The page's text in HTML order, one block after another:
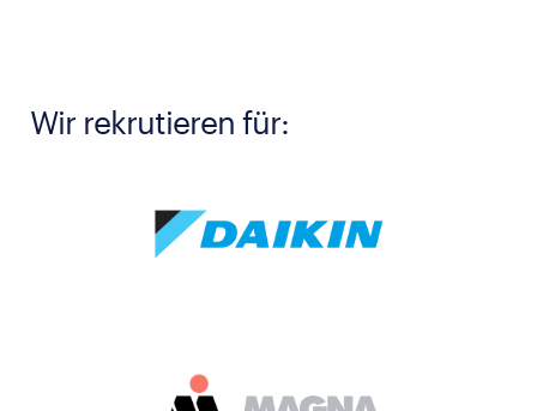
Wir rekrutieren für: